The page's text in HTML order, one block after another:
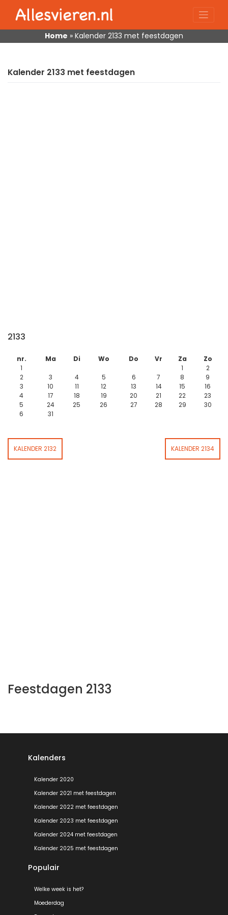
content
Home » Kalender 2133 met feestdagen
Kalender 2133 met feestdagen
2133
nr. Ma Di Wo Do Vr Za
Zo
1
1
2
2
3 4 5 6 7 8
9
3
10 11 12 13 14 15
16
4
17 18 19 20 21 22
23
5
24 25 26 27 28 29
30
6
31
KALENDER 2132 KALENDER 2134
Feestdagen 2133
Kalenders
Kalender 2020
Kalender 2021 met feestdagen
Kalender 2022 met feestdagen
Kalender 2023 met feestdagen
Kalender 2024 met feestdagen
Kalender 2025 met feestdagen
Populair
Welke week is het?
Moederdag